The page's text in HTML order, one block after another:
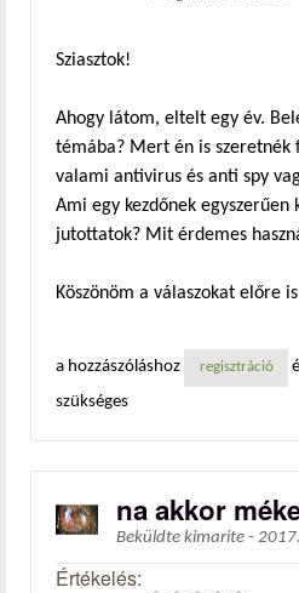
Sziasztok!
Ahogy látom, eltelt egy év.
témába? Mert én is szeretnék
valami antivirus és anti spy
Ami egy kezdőnek
jutottatok? Mit érdemes
Köszönöm a válaszokat előre is
a hozzászóláshoz regisztráció
szükséges
na akkor
Beküldte kimarite -
Értékelés: